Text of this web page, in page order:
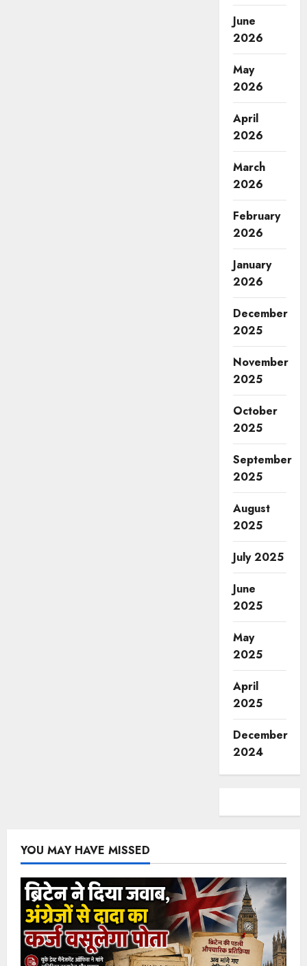
June
2026
May
2026
April
2026
March
2026
February
2026
January
2026
December
2025
November
2025
October
2025
September
2025
August
2025
July 2025
June
2025
May
2025
April
2025
December
2024
YOU MAY HAVE MISSED